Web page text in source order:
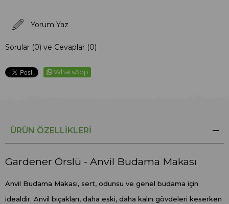
Yorum Yaz
Sorular (0) ve Cevaplar (0)
WhatsApp
ÜRÜN ÖZELLIKLERI
Gardener Örslü - Anvil Budama Makası
Anvil Budama Makası, sert, odunsu ve genel budama için
idealdir. Anvil bıçakları, daha eski, daha kalın gövdeleri keserken